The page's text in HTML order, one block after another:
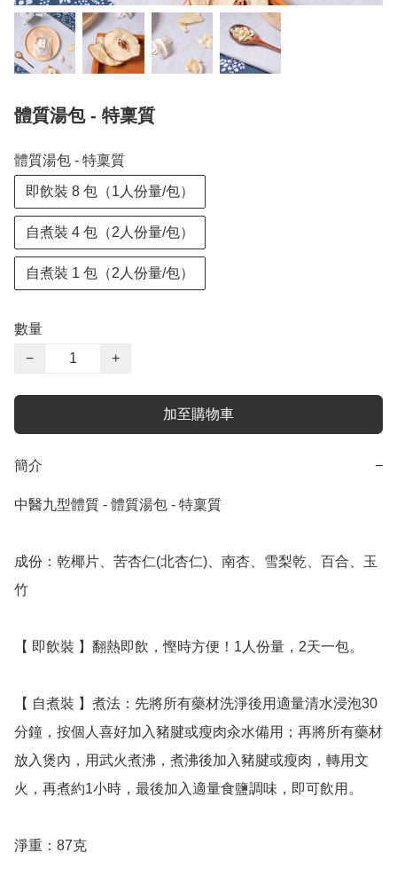
體質湯包 - 特稟質
體質湯包 - 特稟質
即飲裝 8 包（1人份量/包）
自煮裝 4 包（2人份量/包）
自煮裝 1 包（2人份量/包）
數量
−
+
加至購物車
簡介 −
中醫九型體質 - 體質湯包 - 特稟質
成份：乾椰片、苦杏仁(北杏仁)、南杏、雪梨乾、百合、玉
竹
【 即飲裝 】翻熱即飲，慳時方便！1人份量，2天一包。
【 自煮裝 】煮法：先將所有藥材洗淨後用適量清水浸泡30
分鐘，按個人喜好加入豬腱或瘦肉汆水備用；再將所有藥材
放入煲內，用武火煮沸，煮沸後加入豬腱或瘦肉，轉用文
火，再煮約1小時，最後加入適量食鹽調味，即可飲用。
淨重：87克